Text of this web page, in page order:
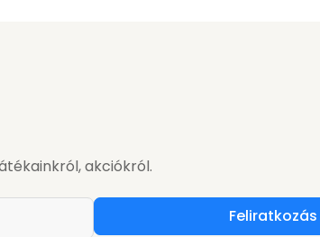
akciókról.
Feliratkozás